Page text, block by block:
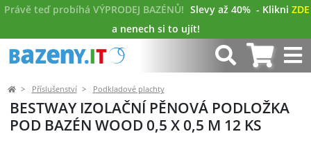
Právě teď probíhá VÝPRODEJ BAZÉNŮ! Slevy až 40% - Klikni ZDE
a nenech si to ujít!
Příslušenství Podkladové plachty
BESTWAY IZOLAČNÍ PĚNOVÁ PODLOŽKA
POD BAZÉN WOOD 0,5 X 0,5 M 12 KS